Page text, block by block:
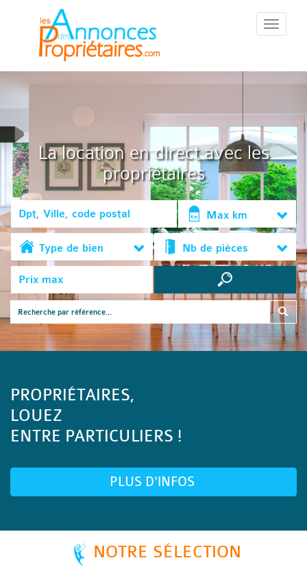
::Menu::
La location en direct avec les
propriétaires
Max km
Type de bien Nb de pièces
PROPRIÉTAIRES,
LOUEZ
ENTRE PARTICULIERS !
PLUS D'INFOS
NOTRE SÉLECTION